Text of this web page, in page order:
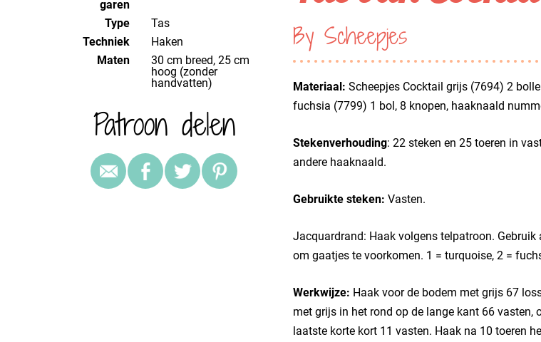
garen
Type
Tas
Techniek
haken
Maten
30 cm breed, 25 cm
hoog (zonder
handvatten)
Patroon delen
By Scheepjes
Materiaal: Scheepjes Cocktail grijs (7694) 2
fuchsia (7799) 1 bol, 8 knopen, haaknaald
Stekenverhouding: 22 steken en 25 toeren in
andere haaknaald.
Gebruikte steken: Vasten.
Jacquardrand: Haak volgens telpatroon.
om gaatjes te voorkomen. 1 = turquoise, 2 =
Werkwijze: Haak voor de bodem met grijs 67
met grijs in het rond op de lange kant 66 vasten,
laatste korte kort 11 vasten. Haak na 10 toeren